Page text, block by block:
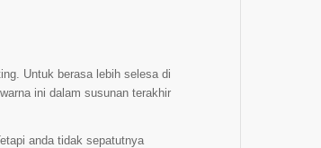
Untuk berasa lebih selesa di
ini dalam susunan terakhir
anda tidak sepatutnya